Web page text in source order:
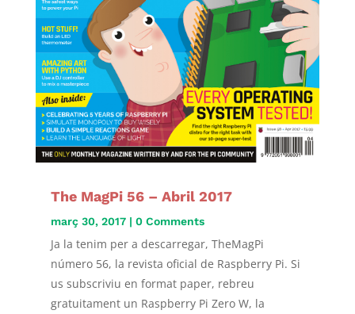
The MagPi 56 – Abril 2017
març 30, 2017| 0 Comments
Ja la tenim per a descarregar, TheMagPi
número 56, la revista oficial de Raspberry Pi. Si
us subscriviu en format paper, rebreu
gratuitament un Raspberry Pi Zero W, la